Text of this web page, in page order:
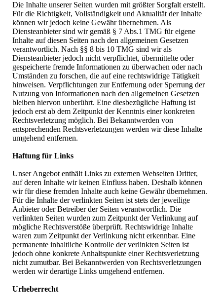
Die Inhalte unserer Seiten wurden mit größter Sorgfalt erstellt.
Für die Richtigkeit, Vollständigkeit und Aktualität der Inhalte
können wir jedoch keine Gewähr übernehmen. Als
Diensteanbieter sind wir gemäß § 7 Abs.1 TMG für eigene
Inhalte auf diesen Seiten nach den allgemeinen Gesetzen
verantwortlich. Nach §§ 8 bis 10 TMG sind wir als
Diensteanbieter jedoch nicht verpflichtet, übermittelte oder
gespeicherte fremde Informationen zu überwachen oder nach
Umständen zu forschen, die auf eine rechtswidrige Tätigkeit
hinweisen. Verpflichtungen zur Entfernung oder Sperrung der
Nutzung von Informationen nach den allgemeinen Gesetzen
bleiben hiervon unberührt. Eine diesbezügliche Haftung ist
jedoch erst ab dem Zeitpunkt der Kenntnis einer konkreten
Rechtsverletzung möglich. Bei Bekanntwerden von
entsprechenden Rechtsverletzungen werden wir diese Inhalte
umgehend entfernen.
Haftung für Links
Unser Angebot enthält Links zu externen Webseiten Dritter,
auf deren Inhalte wir keinen Einfluss haben. Deshalb können
wir für diese fremden Inhalte auch keine Gewähr übernehmen.
Für die Inhalte der verlinkten Seiten ist stets der jeweilige
Anbieter oder Betreiber der Seiten verantwortlich. Die
verlinkten Seiten wurden zum Zeitpunkt der Verlinkung auf
mögliche Rechtsverstöße überprüft. Rechtswidrige Inhalte
waren zum Zeitpunkt der Verlinkung nicht erkennbar. Eine
permanente inhaltliche Kontrolle der verlinkten Seiten ist
jedoch ohne konkrete Anhaltspunkte einer Rechtsverletzung
nicht zumutbar. Bei Bekanntwerden von Rechtsverletzungen
werden wir derartige Links umgehend entfernen.
Urheberrecht